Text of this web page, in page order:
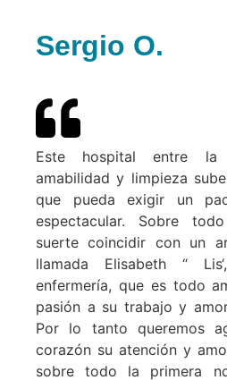
Sergio O.
Este hospital entre la
amabilidad y limpieza
que pueda exigir un
espectacular. Sobre
suerte coincidir con un
llamada Elisabeth “
enfermería, que es todo
pasión a su trabajo y
Por lo tanto queremos
corazón su atención y
sobre todo la primera